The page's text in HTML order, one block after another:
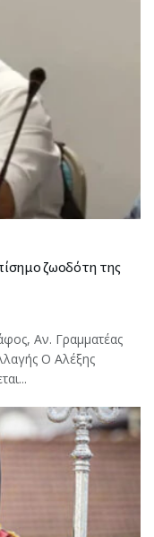
ζωοδότη της
Αν. Γραμματέας
Ο Αλέξης